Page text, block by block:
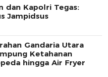
dan Kapolri Tegas:
Jampidsus
Gandaria Utara
Ketahanan
hingga Air Fryer